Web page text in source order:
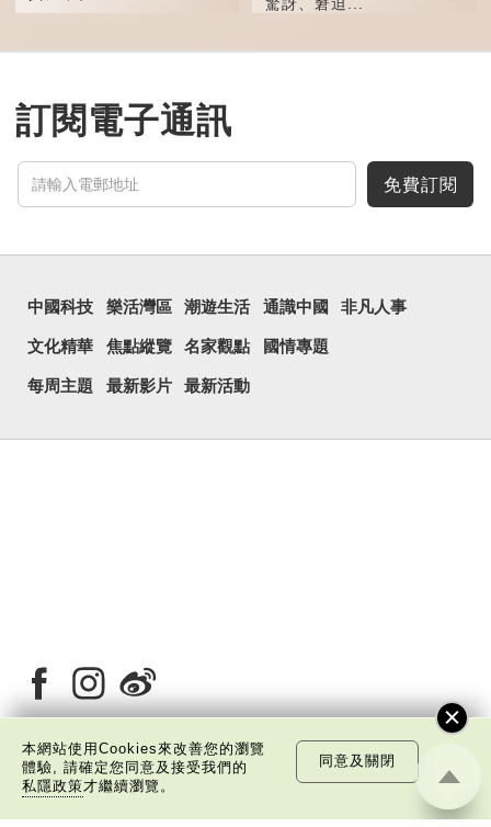
「朤朤乾坤，捨我其
宙等，形容政治清明，天下
太平！
飛。」也是指天清氣明，鳥
兒可高飛。
「朤朤脆脆」就是形容
訂閱電子通訊
免費訂閱
中國科技 樂活灣區 潮遊生活 通識中國 非凡人事
文化精華 焦點縱覽 名家觀點 國情專題
每周主題 最新影片 最新活動
關於我們 版權告示 私隱政策聲明 免責聲明
本網站使用Cookies來改善您的瀏覽
體驗, 請確定您同意及接受我們的
私隱政策才繼續瀏覽。
同意及關閉